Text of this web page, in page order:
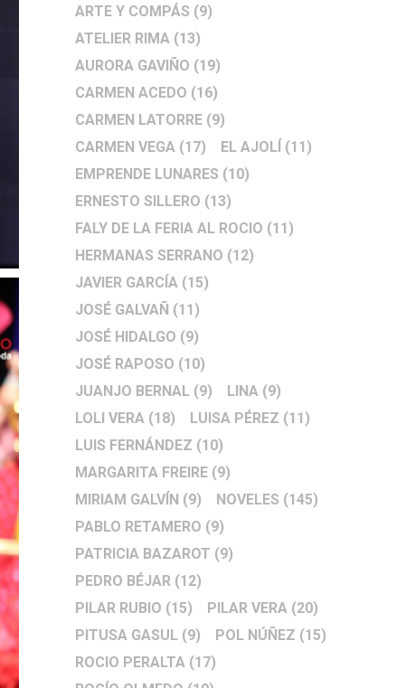
ARTE Y COMPÁS (9)
ATELIER RIMA (13)
AURORA GAVIÑO (19)
CARMEN ACEDO (16)
CARMEN LATORRE (9)
CARMEN VEGA (17) EL AJOLÍ (11)
EMPRENDE LUNARES (10)
ERNESTO SILLERO (13)
FALY DE LA FERIA AL ROCIO (11)
HERMANAS SERRANO (12)
JAVIER GARCÍA (15)
JOSÉ GALVAÑ (11)
JOSÉ HIDALGO (9)
JOSÉ RAPOSO (10)
JUANJO BERNAL (9) LINA (9)
LOLI VERA (18) LUISA PÉREZ (11)
LUIS FERNÁNDEZ (10)
MARGARITA FREIRE (9)
MIRIAM GALVÍN (9) NOVELES (145)
PABLO RETAMERO (9)
PATRICIA BAZAROT (9)
PEDRO BÉJAR (12)
PILAR RUBIO (15) PILAR VERA (20)
PITUSA GASUL (9) POL NÚÑEZ (15)
ROCIO PERALTA (17)